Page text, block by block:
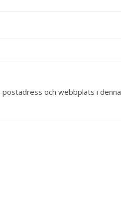
postadress och webbplats i